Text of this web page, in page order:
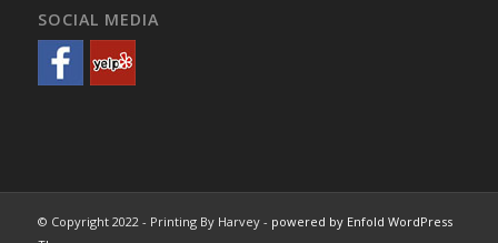
SOCIAL MEDIA
© Copyright 2022 - Printing By Harvey - powered by Enfold WordPress